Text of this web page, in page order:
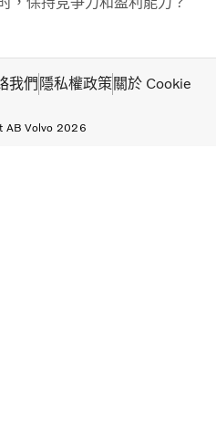
AB Volvo 2026
我們 隱私權政策關於 Cookie